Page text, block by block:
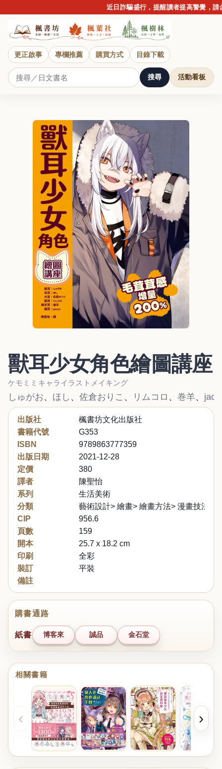
近日詐騙盛行，提醒讀者提高警覺，請勿
更正啟事 專欄推薦 購買方式 目錄下載
搜尋 活動看板
獸耳少女角色繪圖講座
ケモミミキャライラストメイキング
しゅがお、 ほし 、 佐倉おりこ 、 リムコロ 、 巻羊、 jaco
出版社
楓書坊文化出版社
書籍代號
G353
ISBN
9789863777359
出版日期
2021-12-28
定價
380
譯者
陳聖怡
系列
生活美術
分類
藝術設計> 繪畫> 繪畫方法> 漫畫技法
CIP
956.6
頁數
159
開本
25.7 x 18.2 cm
印刷
全彩
裝訂
平裝
備註
購書通路
紙書 博客來 誠品 金石堂
相關書籍
‹ ›